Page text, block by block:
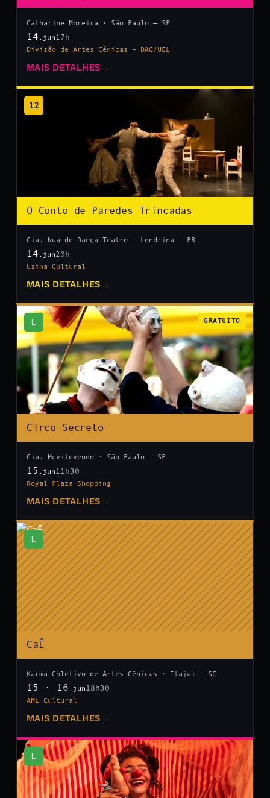
Catharine Moreira · São Paulo — SP
14 .jun 17h
Divisão de Artes Cênicas – DAC/UEL
MAIS DETALHES →
12
O Conto de Paredes Trincadas
Cia. Nua de Dança-Teatro · Londrina — PR
14 .jun20h
Usina Cultural
MAIS DETALHES →
L GRATUITO
Circo Secreto
Cia. Mevitevendo · São Paulo — SP
15 .jun 11h30
Royal Plaza Shopping
MAIS DETALHES →
L
CaÊ
Karma Coletivo de Artes Cênicas · Itajaí — SC
15 · 16 .jun 18h30
AML Cultural
MAIS DETALHES →
L